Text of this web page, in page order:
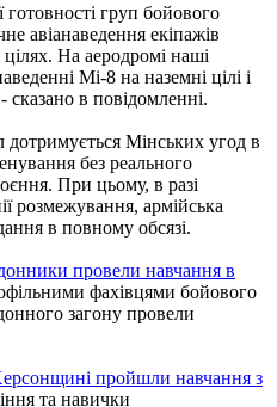
груп бойового
авіанаведення екіпажів
На аеродромі наші
Мі-8 на наземні цілі і
в повідомленні.
Мінських угод в
без реального
При цьому, в разі
розмежування, армійська
в повному обсязі.
провели навчання в
фахівцями бойового
загону провели
пройшли навчання з
та навички